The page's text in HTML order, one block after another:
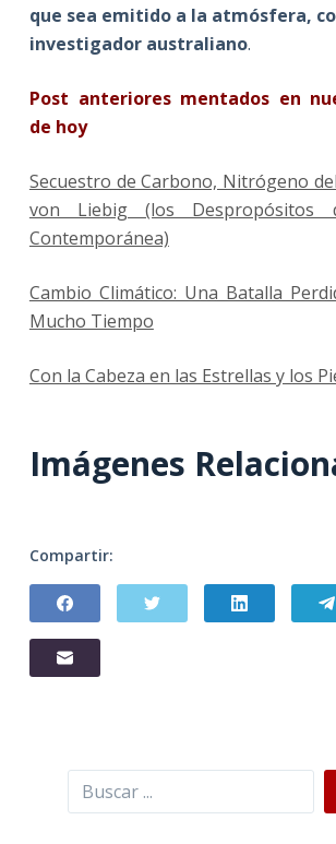
que sea emitido a la atmósfera,
investigador australiano.
Post anteriores mentados en
de hoy
Secuestro de Carbono, Nitrógeno
von Liebig (los Despropósitos
Contemporánea)
Cambio Climático: Una Batalla
Mucho Tiempo
Con la Cabeza en las Estrellas y los
Imágenes
Compartir:
Buscar